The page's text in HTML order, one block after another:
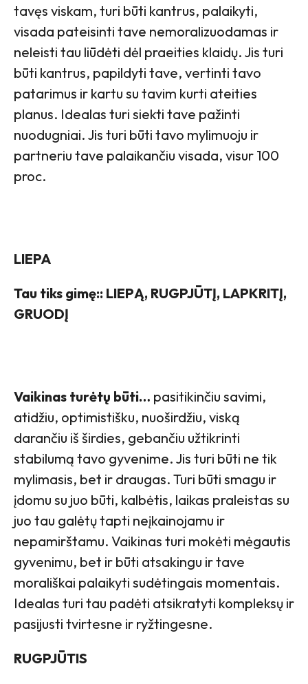
tavęs viskam, turi būti kantrus, palaikyti,
visada pateisinti tave nemoralizuodamas ir
neleisti tau liūdėti dėl praeities klaidų. Jis turi
būti kantrus, papildyti tave, vertinti tavo
patarimus ir kartu su tavim kurti ateities
planus. Idealas turi siekti tave pažinti
nuodugniai. Jis turi būti tavo mylimuoju ir
partneriu tave palaikančiu visada, visur 100
proc.
LIEPA
Tau tiks gimę:: LIEPĄ, RUGPJŪTĮ, LAPKRITĮ,
GRUODĮ
Vaikinas turėtų būti… pasitikinčiu savimi,
atidžiu, optimistišku, nuoširdžiu, viską
darančiu iš širdies, gebančiu užtikrinti
stabilumą tavo gyvenime. Jis turi būti ne tik
mylimasis, bet ir draugas. Turi būti smagu ir
įdomu su juo būti, kalbėtis, laikas praleistas su
juo tau galėtų tapti neįkainojamu ir
nepamirštamu. Vaikinas turi mokėti mėgautis
gyvenimu, bet ir būti atsakingu ir tave
morališkai palaikyti sudėtingais momentais.
Idealas turi tau padėti atsikratyti kompleksų ir
pasijusti tvirtesne ir ryžtingesne.
RUGPJŪTIS